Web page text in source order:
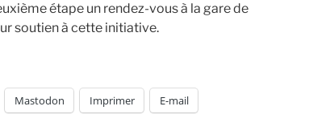
étape un rendez-vous à la gare de
soutien à cette initiative.
Mastodon Imprimer E-mail